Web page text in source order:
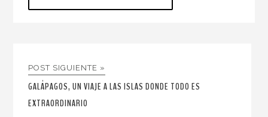
POST SIGUIENTE »
GALÁPAGOS, UN VIAJE A LAS ISLAS DONDE TODO ES
EXTRAORDINARIO